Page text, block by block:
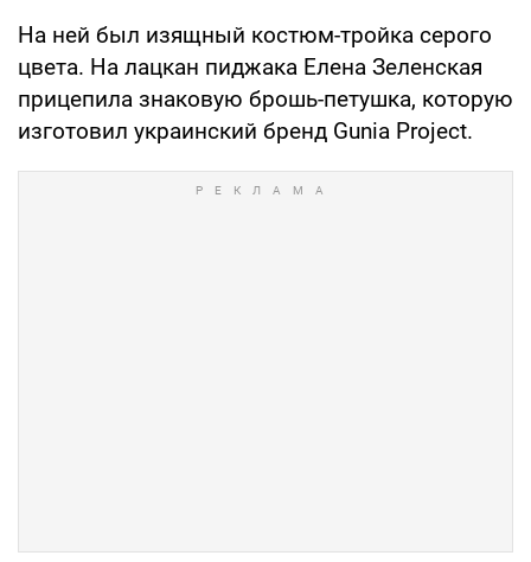
На ней был изящный костюм-тройка серого
цвета. На лацкан пиджака Елена Зеленская
прицепила знаковую брошь-петушка, которую
изготовил украинский бренд Gunia Project.